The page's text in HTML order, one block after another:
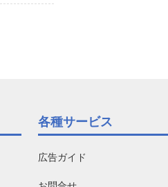
各種サービス
広告ガイド